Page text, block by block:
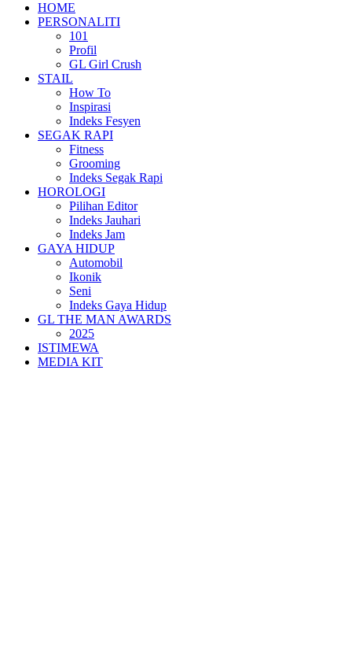
HOME
PERSONALITI
101
Profil
GL Girl Crush
STAIL
How To
Inspirasi
Indeks Fesyen
SEGAK RAPI
Fitness
Grooming
Indeks Segak Rapi
HOROLOGI
Pilihan Editor
Indeks Jauhari
Indeks Jam
GAYA HIDUP
Automobil
Ikonik
Seni
Indeks Gaya Hidup
GL THE MAN AWARDS
2025
ISTIMEWA
MEDIA KIT